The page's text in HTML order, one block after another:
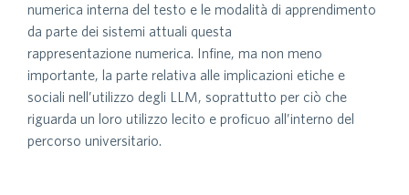
numerica interna del testo e le modalità di apprendimento
da parte dei sistemi attuali questa
rappresentazione numerica. Infine, ma non meno
importante, la parte relativa alle implicazioni etiche e
sociali nell’utilizzo degli LLM, soprattutto per ciò che
riguarda un loro utilizzo lecito e proficuo all’interno del
percorso universitario.